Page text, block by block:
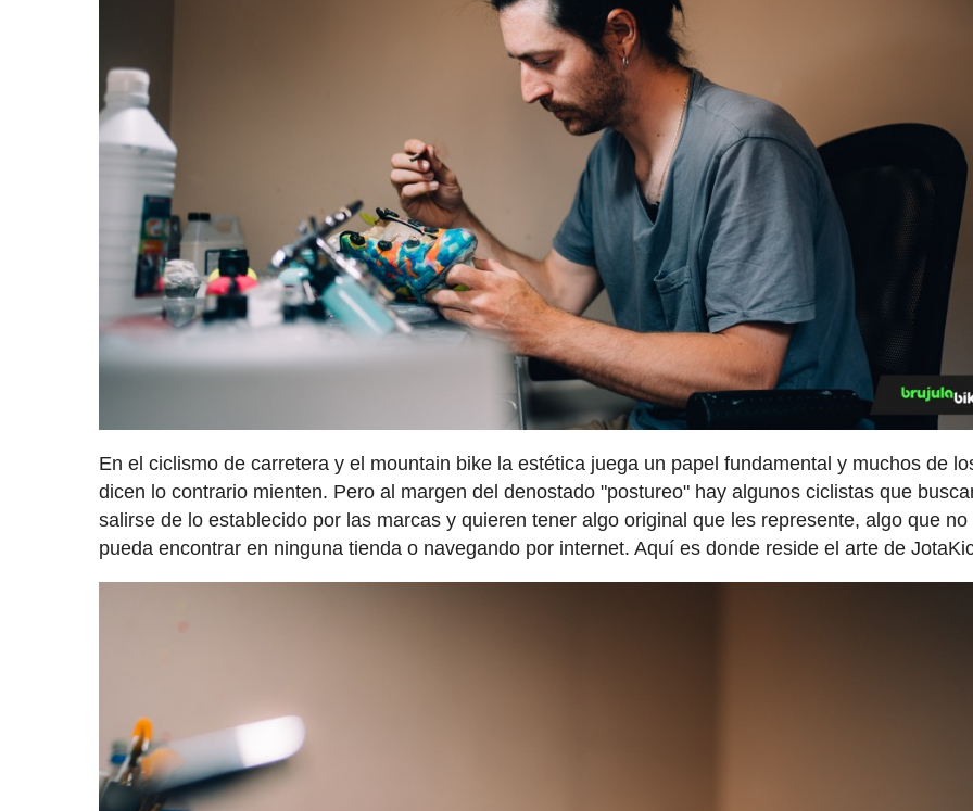
En el ciclismo de carretera y el mountain bike la estética juega un papel fundamental y muchos de
dicen lo contrario mienten. Pero al margen del denostado "postureo" hay algunos ciclistas que
salirse de lo establecido por las marcas y quieren tener algo original que les represente, algo que no
pueda encontrar en ninguna tienda o navegando por internet. Aquí es donde reside el arte de